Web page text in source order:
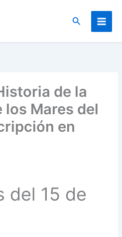
Buscar
de la
los Mares del
en
del 15 de